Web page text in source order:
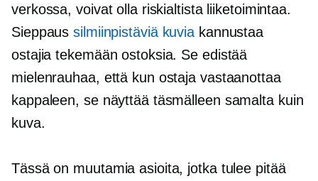
verkossa, voivat olla riskialtista liiketoimintaa.
Sieppaussilmiinpistäviä kuvia kannustaa
ostajia tekemään ostoksia. Se edistää
mielenrauhaa, että kun ostaja vastaanottaa
kappaleen, se näyttää täsmälleen samalta kuin
kuva.
Tässä on muutamia asioita, jotka tulee pitää